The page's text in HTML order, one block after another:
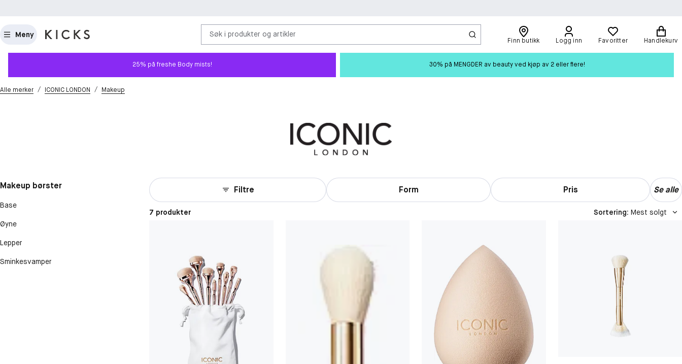
Meny Søk i produkter og artikler
Finn butikk Logg inn Favoritter Handlekurv
25% på freshe Body mists! 30% på MENGDER av beauty ved kjøp av 2 eller flere!
Alle merker / ICONIC LONDON / Makeup
Makeup børster
Base
Øyne
Lepper
Sminkesvamper
Filtre Form Pris Se alle
7 produkter Sortering: Mest solgt